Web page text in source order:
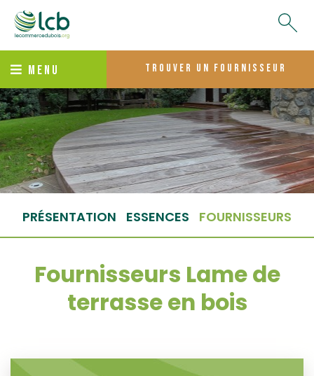
MENU trouver un fournisseur
PRÉSENTATION ESSENCES FOURNISSEURS
Fournisseurs Lame de
terrasse en bois